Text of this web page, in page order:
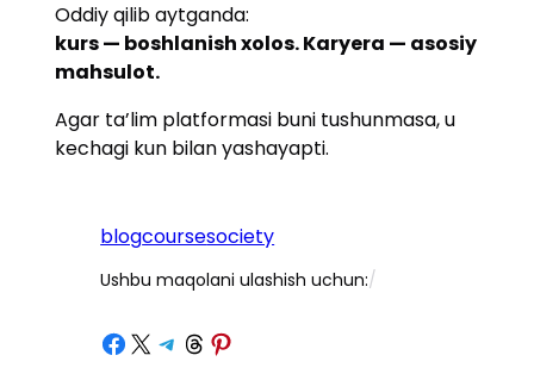
Oddiy qilib aytganda:
kurs — boshlanish xolos. Karyera — asosiy
mahsulot.
Agar ta’lim platformasi buni tushunmasa, u
kechagi kun bilan yashayapti.
blogcoursesociety
Ushbu maqolani ulashish uchun:/
Поделиться в Facebook
Поделитесь на X Поделитесь в Telegram
Поделитесь с НитямиПоделитесь на Pinterest